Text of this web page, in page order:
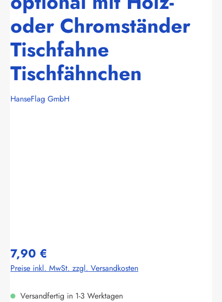
oder Chromständer
Tischfahne
Tischfähnchen
HanseFlag GmbH
7,90 €
Preise inkl. MwSt. zzgl. Versandkosten
Versandfertig in 1-3 Werktagen